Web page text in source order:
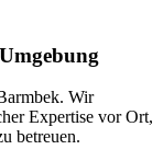
Wir
Expertise vor Ort,
betreuen.